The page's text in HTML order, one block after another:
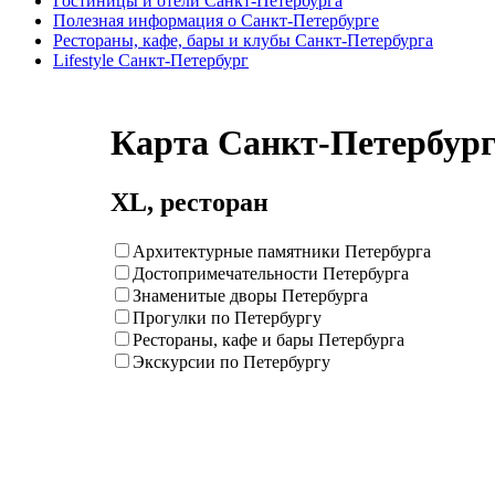
Полезная информация о Санкт-Петербурге
Рестораны, кафе, бары и клубы Санкт-Петербурга
Lifestyle Санкт-Петербург
Карта Санкт-
XL, ресторан
Архитектурные памятники Петербурга
Достопримечательности Петербурга
Знаменитые дворы Петербурга
Прогулки по Петербургу
Рестораны, кафе и бары Петербурга
Экскурсии по Петербургу